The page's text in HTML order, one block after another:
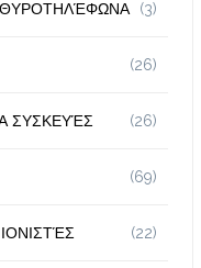
ΘΥΡΟΤΗΛΈΦΩΝΑ (3)
(26)
ΣΥΣΚΕΥΈΣ (26)
(69)
(22)